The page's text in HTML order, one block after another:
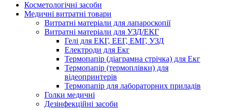
Косметологічні засоби
Медичні витратні товари
Витратні матеріали для лапароскопії
Витратні матеріали для УЗД/ЕКГ
Гелі для ЕКГ, ЕЕГ, ЕМГ, УЗД
Електроди для Екг
Термопапір (діаграмна стрічка) для Екг
Термопапір (термоплівки) для
відеопринтерів
Термопапір для лабораторних приладів
Голки медичні
Дезінфекційні засоби